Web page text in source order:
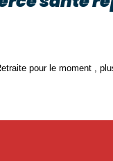
pour le moment ,